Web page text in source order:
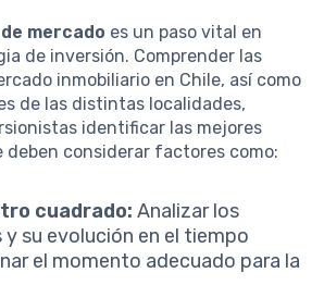
mercado es un paso vital en
de inversión. Comprender las
inmobiliario en Chile, así como
de las distintas localidades,
identificar las mejores
deben considerar factores como:
cuadrado: Analizar los
su evolución en el tiempo
el momento adecuado para la